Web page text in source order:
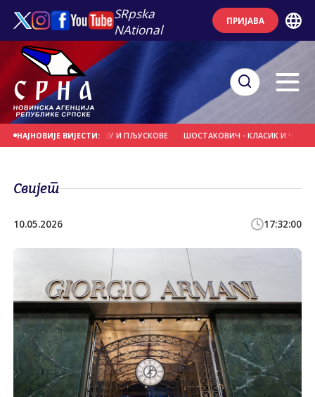
SRpska
NAtional
ПРИЈАВА
НАЈНОВИЈЕ ВИЈЕСТИ:
УЗ ЛОКАЛНУ КИШУ И ПЉУСКОВЕ ШОСТАКОВИЧ - КЛАСИК И ЧЛАН САНУ
Свијет
10.05.2026 17:32:00